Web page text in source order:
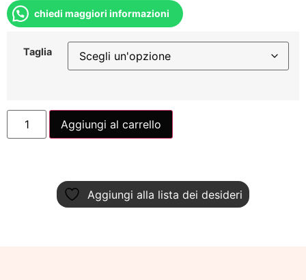
chiedi maggiori informazioni
Taglia
Aggiungi al carrello
Aggiungi alla lista dei desideri